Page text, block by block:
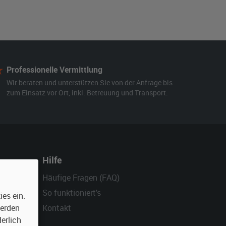
Professionelle Vermittlung
Wir beraten und unterstützen Sie von der Anfrage bis
zum Einsatz vor Ort, inkl. Betreuung und Transport.
Hilfe
Häufige Fragen (FAQ)
So funktioniert's
Kontakt
ein.